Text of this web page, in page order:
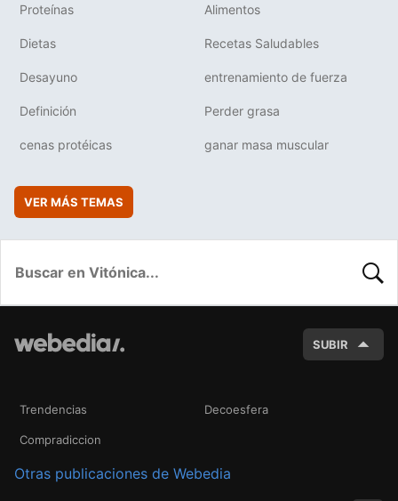
Proteínas Alimentos
Dietas Recetas Saludables
Desayuno entrenamiento de fuerza
Definición Perder grasa
cenas protéicas ganar masa muscular
VER MÁS TEMAS
SUBIR
Trendencias Decoesfera
Compradiccion
Otras publicaciones de Webedia